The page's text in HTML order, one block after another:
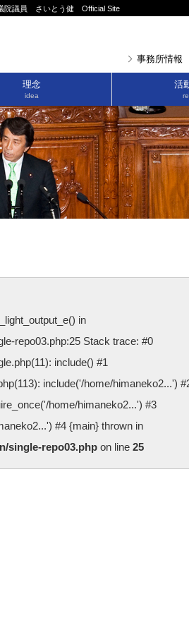
院議員 さいとう健 Official Site
事務所情報
理念
idea
活
in
repo03.php:25 Stack trace: #0
include() #1
include('/home/himaneko2...')
home/himaneko2...') #3
#4 {main} thrown in
single-repo03.php on line 25